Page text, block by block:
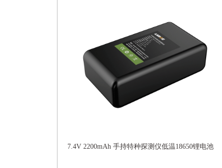
7.4V 2200mAh 手持特种探测仪低温18650锂电池